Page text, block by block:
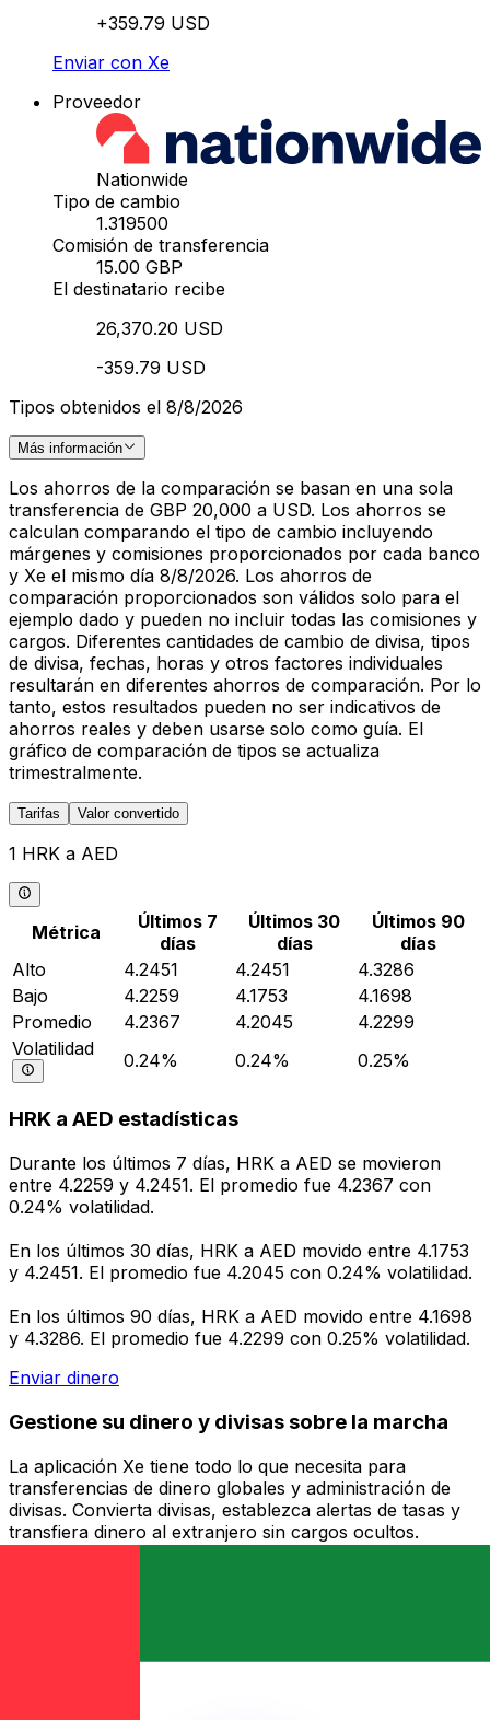
+359.79 USD
Enviar con Xe
Proveedor
Nationwide
Tipo de cambio
1.319500
Comisión de transferencia
15.00 GBP
El destinatario recibe
26,370.20 USD
-359.79 USD
Tipos obtenidos el 8/8/2026
Más información
Los ahorros de la comparación se basan en una sola
transferencia de GBP 20,000 a USD. Los ahorros se
calculan comparando el tipo de cambio incluyendo
márgenes y comisiones proporcionados por cada banco
y Xe el mismo día 8/8/2026. Los ahorros de
comparación proporcionados son válidos solo para el
ejemplo dado y pueden no incluir todas las comisiones y
cargos. Diferentes cantidades de cambio de divisa, tipos
de divisa, fechas, horas y otros factores individuales
resultarán en diferentes ahorros de comparación. Por lo
tanto, estos resultados pueden no ser indicativos de
ahorros reales y deben usarse solo como guía. El
gráfico de comparación de tipos se actualiza
trimestralmente.
Tarifas Valor convertido
1 HRK a AED
Métrica
Últimos 7
días
Últimos 30
días
Últimos 90
días
Alto
4.2451 4.2451
4.3286
Bajo
4.2259 4.1753
4.1698
Promedio
4.2367 4.2045
4.2299
Volatilidad
0.24% 0.24% 0.25%
HRK a AED estadísticas
Durante los últimos 7 días, HRK a AED se movieron
entre 4.2259 y 4.2451. El promedio fue 4.2367 con
0.24% volatilidad.
En los últimos 30 días, HRK a AED movido entre 4.1753
y 4.2451. El promedio fue 4.2045 con 0.24% volatilidad.
En los últimos 90 días, HRK a AED movido entre 4.1698
y 4.3286. El promedio fue 4.2299 con 0.25% volatilidad.
Enviar dinero
Gestione su dinero y divisas sobre la marcha
La aplicación Xe tiene todo lo que necesita para
transferencias de dinero globales y administración de
divisas. Convierta divisas, establezca alertas de tasas y
transfiera dinero al extranjero sin cargos ocultos.